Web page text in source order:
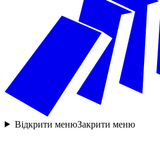
Відкрити менюЗакрити меню